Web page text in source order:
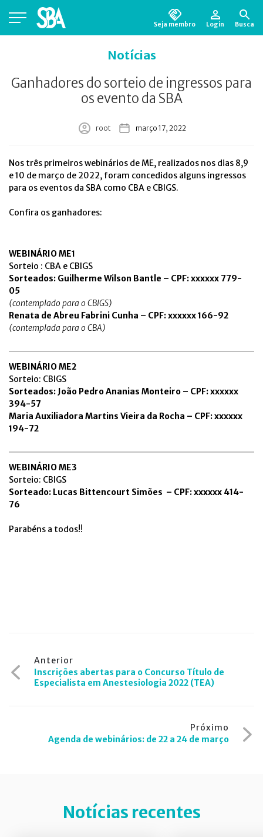
Seja membro Login Busca
Notícias
Ganhadores do sorteio de ingressos para
os evento da SBA
root março 17, 2022
Nos três primeiros webinários de ME, realizados nos dias 8,9
e 10 de março de 2022, foram concedidos alguns ingressos
para os eventos da SBA como CBA e CBIGS.
Confira os ganhadores:
WEBINÁRIO ME1
Sorteio : CBA e CBIGS
Sorteados: Guilherme Wilson Bantle – CPF: xxxxxx 779-
05
(contemplado para o CBIGS)
Renata de Abreu Fabrini Cunha – CPF: xxxxxx 166-92
(contemplada para o CBA)
WEBINÁRIO ME2
Sorteio: CBIGS
Sorteados: João Pedro Ananias Monteiro – CPF: xxxxxx
394-57
Maria Auxiliadora Martins Vieira da Rocha – CPF: xxxxxx
194-72
WEBINÁRIO ME3
Sorteio: CBIGS
Sorteado: Lucas Bittencourt Simões – CPF: xxxxxx 414-
76
Parabéns a todos!!
Navegação
de
Anterior
Inscrições abertas para o Concurso Título de
Especialista em Anestesiologia 2022 (TEA)
Próximo
Agenda de webinários: de 22 a 24 de março
Notícias recentes